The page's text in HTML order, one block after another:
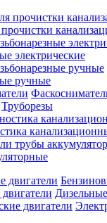
электрические
ручные
Труборезы